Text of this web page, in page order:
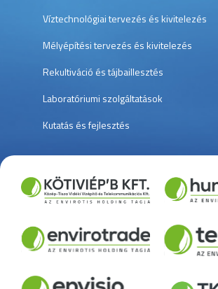
Víztechnológiai tervezés és kivitelezés
Mélyépítési tervezés és kivitelezés
Rekultiváció és tájbaillesztés
Laboratóriumi szolgáltatások
Kutatás és fejlesztés